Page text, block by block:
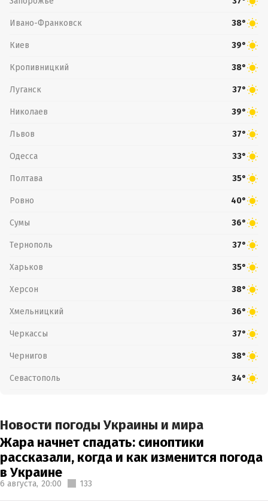
Ивано-Франковск 38°
Киев 39°
Кропивницкий 38°
Луганск 37°
Николаев 39°
Львов 37°
Одесса 33°
Полтава 35°
Ровно 40°
Сумы 36°
Тернополь 37°
Харьков 35°
Херсон 38°
Хмельницкий 36°
Черкассы 37°
Чернигов 38°
Севастополь 34°
Новости погоды Украины и мира
Жара начнет спадать: синоптики
рассказали, когда и как изменится погода
в Украине
6 августа, 20:00 133